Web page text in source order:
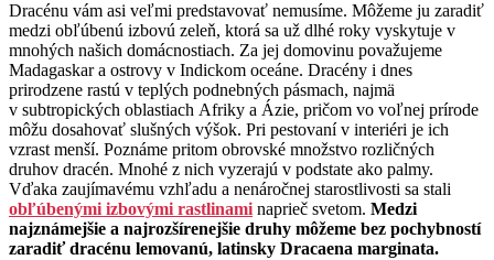
Dracénu vám asi veľmi predstavovať nemusíme. Môžeme ju zaradiť
medzi obľúbenú izbovú zeleň, ktorá sa už dlhé roky vyskytuje v
mnohých našich domácnostiach. Za jej domovinu považujeme
Madagaskar a ostrovy v Indickom oceáne. Dracény i dnes
prirodzene rastú v teplých podnebných pásmach, najmä
v subtropických oblastiach Afriky a Ázie, pričom vo voľnej prírode
môžu dosahovať slušných výšok. Pri pestovaní v interiéri je ich
vzrast menší. Poznáme pritom obrovské množstvo rozličných
druhov dracén. Mnohé z nich vyzerajú v podstate ako palmy.
Vďaka zaujímavému vzhľadu a nenáročnej starostlivosti sa stali
obľúbenými izbovými rastlinaminaprieč svetom. Medzi
najznámejšie a najrozšírenejšie druhy môžeme bez pochybností
zaradiť dracénu lemovanú, latinsky Dracaena marginata.